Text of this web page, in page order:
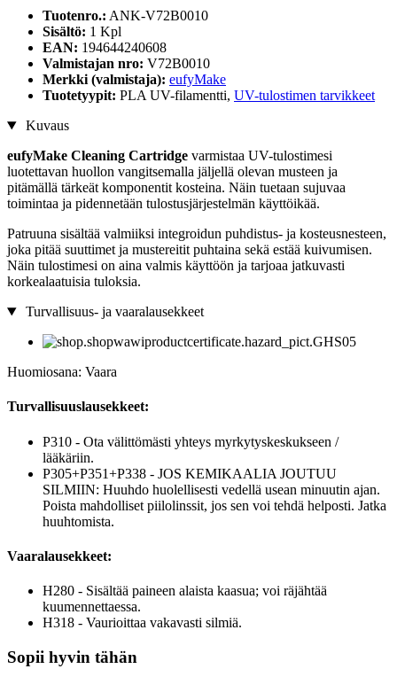
Tuotenro.: ANK-V72B0010
Sisältö: 1 Kpl
EAN: 194644240608
Valmistajan nro: V72B0010
Merkki (valmistaja): eufyMake
Tuotetyypit: PLA UV-filamentti, UV-tulostimen tarvikkeet
Kuvaus
eufyMake Cleaning Cartridge varmistaa UV-tulostimesi
luotettavan huollon vangitsemalla jäljellä olevan musteen ja
pitämällä tärkeät komponentit kosteina. Näin tuetaan sujuvaa
toimintaa ja pidennetään tulostusjärjestelmän käyttöikää.
Patruuna sisältää valmiiksi integroidun puhdistus- ja kosteusnesteen,
joka pitää suuttimet ja mustereitit puhtaina sekä estää kuivumisen.
Näin tulostimesi on aina valmis käyttöön ja tarjoaa jatkuvasti
korkealaatuisia tuloksia.
Turvallisuus- ja vaaralausekkeet
Huomiosana: Vaara
Turvallisuuslausekkeet:
P310 - Ota välittömästi yhteys myrkytyskeskukseen /
lääkäriin.
P305+P351+P338 - JOS KEMIKAALIA JOUTUU
SILMIIN: Huuhdo huolellisesti vedellä usean minuutin ajan.
Poista mahdolliset piilolinssit, jos sen voi tehdä helposti. Jatka
huuhtomista.
Vaaralausekkeet:
H280 - Sisältää paineen alaista kaasua; voi räjähtää
kuumennettaessa.
H318 - Vaurioittaa vakavasti silmiä.
Sopii hyvin tähän